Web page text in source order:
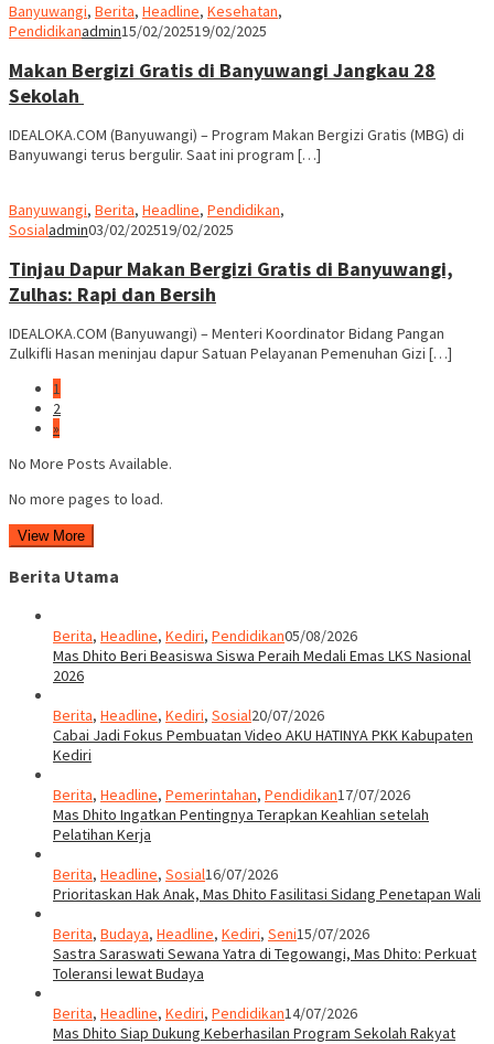
Banyuwangi, Berita, Headline, Kesehatan,
Pendidikanadmin15/02/202519/02/2025
Makan Bergizi Gratis di Banyuwangi Jangkau 28
Sekolah
IDEALOKA.COM (Banyuwangi) – Program Makan Bergizi Gratis (MBG) di
Banyuwangi terus bergulir. Saat ini program […]
Banyuwangi, Berita, Headline, Pendidikan,
Sosialadmin03/02/202519/02/2025
Tinjau Dapur Makan Bergizi Gratis di Banyuwangi,
Zulhas: Rapi dan Bersih
IDEALOKA.COM (Banyuwangi) – Menteri Koordinator Bidang Pangan
Zulkifli Hasan meninjau dapur Satuan Pelayanan Pemenuhan Gizi […]
1
2
»
No More Posts Available.
No more pages to load.
View More
Berita Utama
Berita, Headline, Kediri, Pendidikan05/08/2026
Mas Dhito Beri Beasiswa Siswa Peraih Medali Emas LKS Nasional
2026
Berita, Headline, Kediri, Sosial20/07/2026
Cabai Jadi Fokus Pembuatan Video AKU HATINYA PKK Kabupaten
Kediri
Berita, Headline, Pemerintahan, Pendidikan17/07/2026
Mas Dhito Ingatkan Pentingnya Terapkan Keahlian setelah
Pelatihan Kerja
Berita, Headline, Sosial16/07/2026
Prioritaskan Hak Anak, Mas Dhito Fasilitasi Sidang Penetapan Wali
Berita, Budaya, Headline, Kediri, Seni15/07/2026
Sastra Saraswati Sewana Yatra di Tegowangi, Mas Dhito: Perkuat
Toleransi lewat Budaya
Berita, Headline, Kediri, Pendidikan14/07/2026
Mas Dhito Siap Dukung Keberhasilan Program Sekolah Rakyat